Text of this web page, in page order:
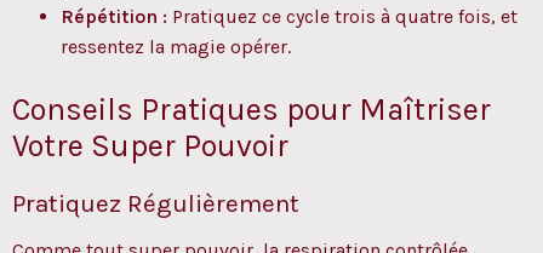
Répétition : Pratiquez ce cycle trois à quatre fois, et
ressentez la magie opérer.
Conseils Pratiques pour Maîtriser
Votre Super Pouvoir
Pratiquez Régulièrement